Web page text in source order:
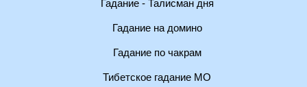
Гадание - Талисман дня
Гадание на домино
Гадание по чакрам
Тибетское гадание МО